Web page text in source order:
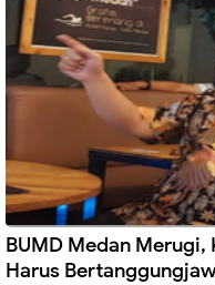
BUMD Medan Merugi,
Harus